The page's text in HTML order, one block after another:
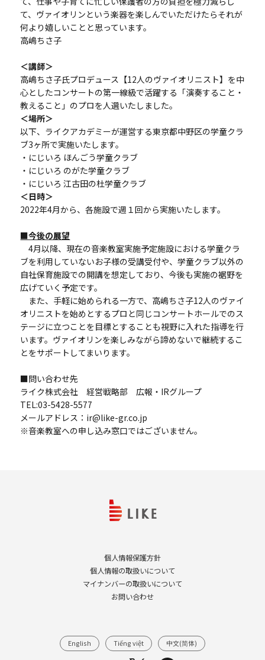
て、ヴァイオリンという楽器を楽しんでいただけたらそれが
何より嬉しいことと思っています。
高嶋ちさ子
＜講師＞
⾼嶋ちさ⼦⽒プロデュース【12人のヴァイオリニスト】を中
心としたコンサートの第一線級で活躍する「演奏すること・
教えること」のプロを⼈選いたしました。
＜場所＞
以下、ライクアカデミーが運営する東京都中野区の学童クラ
ブ3ヶ所で実施いたします。
・にじいろ ほんごう学童クラブ
・にじいろ のがた学童クラブ
・にじいろ 江古田の杜学童クラブ
＜日時＞
2022年4月から、各施設で週１回から実施いたします。
■今後の展望
4月以降、現在の音楽教室実施予定施設における学童クラ
ブを利用していないお子様の受講受付や、学童クラブ以外の
自社保育施設での開講を想定しており、今後も実施の裾野を
広げていく予定です。
また、手軽に始められる一方で、高嶋ちさ子12人のヴァイ
オリニストを始めとするプロと同じコンサートホールでのス
テージに立つことを目標とすることも視野に入れた指導を行
います。ヴァイオリンを楽しみながら諦めないで継続するこ
とをサポートしてまいります。
■問い合わせ先
ライク株式会社 経営戦略部 広報・IRグループ
TEL:03-5428-5577
メールアドレス：ir@like-gr.co.jp
※音楽教室への申し込み窓口ではございません。
個人情報保護方針
個人情報の取扱いについて
マイナンバーの取扱いについて
お問い合わせ
English Tiếng việt 中文(简体)